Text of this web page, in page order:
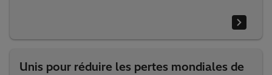
Unis pour réduire les pertes mondiales de